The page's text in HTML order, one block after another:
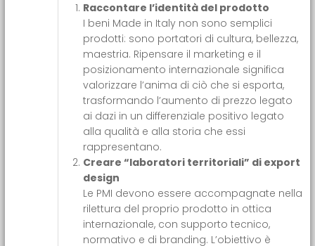
Raccontare l’identità del prodotto
I beni Made in Italy non sono semplici
prodotti: sono portatori di cultura, bellezza,
maestria. Ripensare il marketing e il
posizionamento internazionale significa
valorizzare l’anima di ciò che si esporta,
trasformando l’aumento di prezzo legato
ai dazi in un differenziale positivo legato
alla qualità e alla storia che essi
rappresentano.
Creare “laboratori territoriali” di export
design
Le PMI devono essere accompagnate nella
rilettura del proprio prodotto in ottica
internazionale, con supporto tecnico,
normativo e di branding. L’obiettivo è